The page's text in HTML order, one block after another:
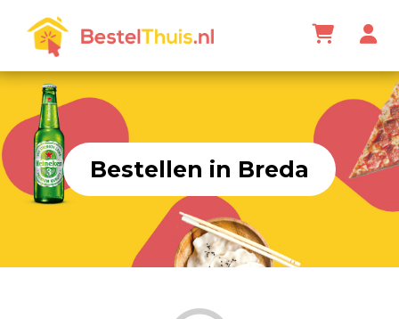
Bestellen in Breda